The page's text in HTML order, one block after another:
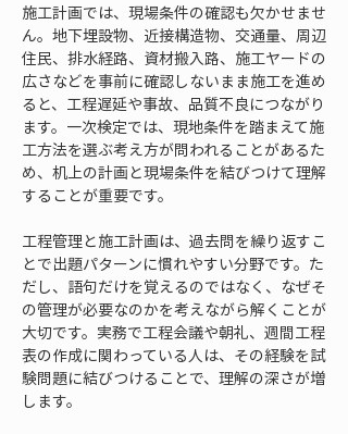
施工計画では、現場条件の確認も欠かせませ
ん。地下埋設物、近接構造物、交通量、周辺
住民、排水経路、資材搬入路、施工ヤードの
広さなどを事前に確認しないまま施工を進め
ると、工程遅延や事故、品質不良につながり
ます。一次検定では、現地条件を踏まえて施
工方法を選ぶ考え方が問われることがあるた
め、机上の計画と現場条件を結びつけて理解
することが重要です。
工程管理と施工計画は、過去問を繰り返すこ
とで出題パターンに慣れやすい分野です。た
だし、語句だけを覚えるのではなく、なぜそ
の管理が必要なのかを考えながら解くことが
大切です。実務で工程会議や朝礼、週間工程
表の作成に関わっている人は、その経験を試
験問題に結びつけることで、理解の深さが増
します。